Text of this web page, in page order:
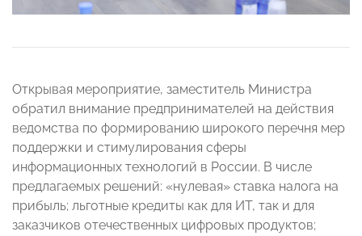
Открывая мероприятие, заместитель Министра
обратил внимание предпринимателей на действия
ведомства по формированию широкого перечня мер
поддержки и стимулирования сферы
информационных технологий в России. В числе
предлагаемых решений: «нулевая» ставка налога на
прибыль; льготные кредиты как для ИТ, так и для
заказчиков отечественных цифровых продуктов;